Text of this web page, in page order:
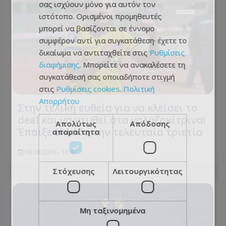
Στην τελική ευθεία για να κλείσει το
deal και να ντυθεί στα γαλαζοκίτρινα!
Έπαιξε Ελλάδα την τελευταία τριετία
05.08.2026 - 16:47
σας ισχύουν μόνο για αυτόν τον
ιστότοπο. Ορισμένοι προμηθευτές
μπορεί να βασίζονται σε έννομο
συμφέρον αντί για συγκατάθεση· έχετε το
δικαίωμα να αντιταχθείτε στις Ρυθμίσεις
διαφήμισης. Μπορείτε να ανακαλέσετε τη
συγκατάθεσή σας οποιαδήποτε στιγμή
στις Ρυθμίσεις cookies. Πολιτική
Απορρήτου
Απολύτως
απαραίτητα
Απόδοσης
Στόχευσης Λειτουργικότητας
Μη ταξινομημένα